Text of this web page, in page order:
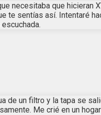
necesitaba que hicieran
te sentías así. Intentaré
de un filtro y la tapa se
Me crié en un